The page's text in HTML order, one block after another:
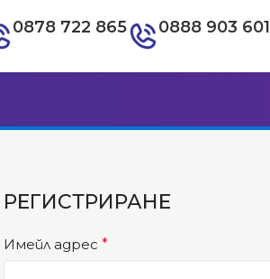
0878 722 865 0888 903 601
РЕГИСТРИРАНЕ
Имейл адрес *